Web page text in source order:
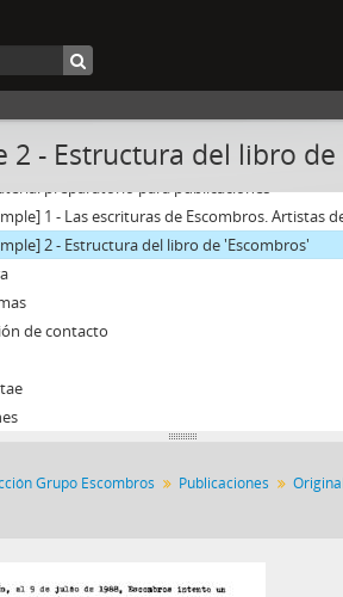
- Estructura del libro de
1999
Sueños perdidos
Una incursión en el MACLA
preparatorio para publicaciones
1 - Las escrituras de Escombros. Artistas
2 - Estructura del libro de 'Escombros'
de contacto
Grupo Escombros Publicaciones